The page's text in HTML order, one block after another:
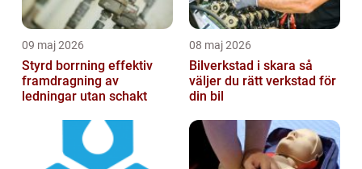
09 maj 2026
Styrd borrning effektiv
framdragning av
ledningar utan schakt
08 maj 2026
Bilverkstad i skara så
väljer du rätt verkstad för
din bil